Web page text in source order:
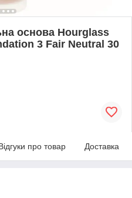
основа Hourglass
3 Fair Neutral 30
про товар Доставка